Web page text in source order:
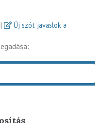
|
Új szót javaslok a